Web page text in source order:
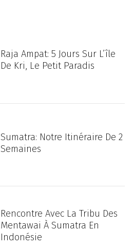
Raja Ampat: 5 Jours Sur L’île
De Kri, Le Petit Paradis
Sumatra: Notre Itinéraire De 2
Semaines
Rencontre Avec La Tribu Des
Mentawai À Sumatra En
Indonésie